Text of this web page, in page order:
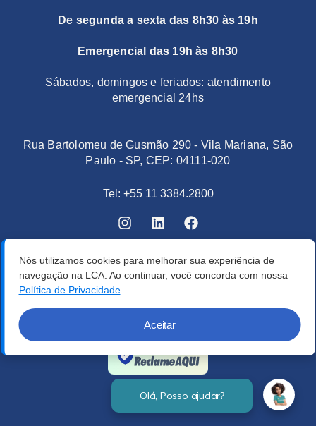
De segunda a sexta das 8h30 às 19h
Emergencial das 19h às 8h30
Sábados, domingos e feriados: atendimento
emergencial 24hs
Rua Bartolomeu de Gusmão 290 - Vila Mariana, São
Paulo - SP, CEP: 04111-020
Tel: +55 11 3384.2800
Nós utilizamos cookies para melhorar sua experiência de
navegação na LCA. Ao continuar, você concorda com nossa
Política de Privacidade.
Aceitar